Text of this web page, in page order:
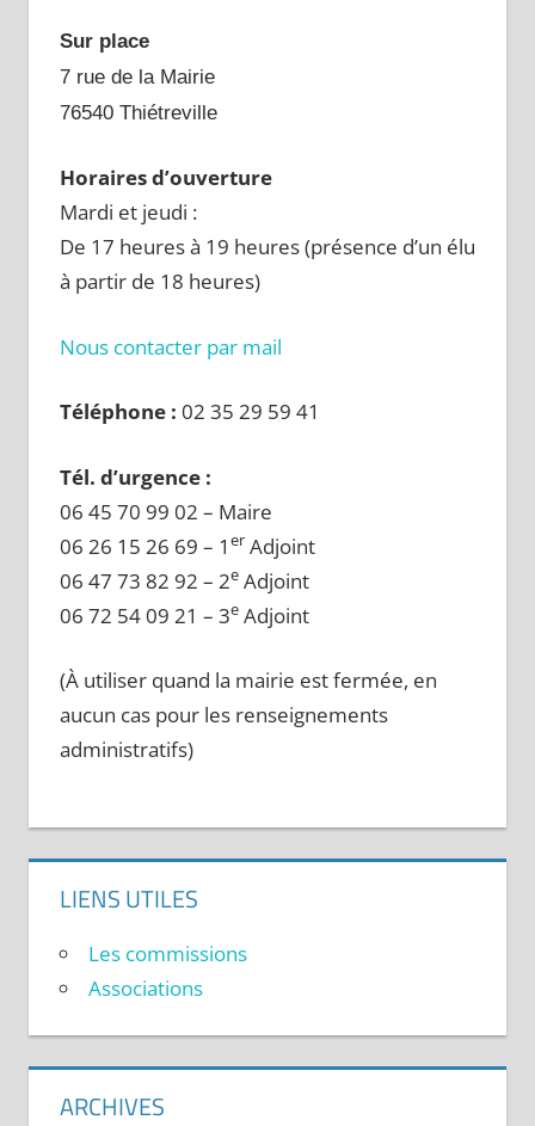
Sur place
7 rue de la Mairie
76540 Thiétreville
Horaires d’ouverture
Mardi et jeudi :
De 17 heures à 19 heures (présence d’un élu
à partir de 18 heures)
Nous contacter par mail
Téléphone : 02 35 29 59 41
Tél. d’urgence :
06 45 70 99 02 – Maire
06 26 15 26 69 – 1 erAdjoint
06 47 73 82 92 – 2eAdjoint
06 72 54 09 21 – 3eAdjoint
(À utiliser quand la mairie est fermée, en
aucun cas pour les renseignements
administratifs)
LIENS UTILES
Les commissions
Associations
ARCHIVES